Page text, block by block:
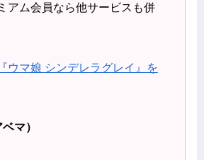
アム会員なら他サービスも併
ウマ娘 シンデレラグレイ』を
マ）